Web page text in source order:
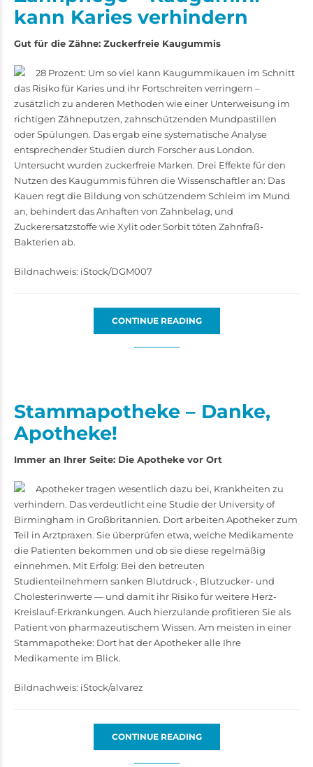
kann Karies verhindern
Gut für die Zähne: Zuckerfreie Kaugummis
28 Prozent: Um so viel kann Kaugummikauen im Schnitt
das Risiko für Karies und ihr Fortschreiten verringern –
zusätzlich zu anderen Methoden wie einer Unterweisung im
richtigen Zähneputzen, zahnschützenden Mundpastillen
oder Spülungen. Das ergab eine systematische Analyse
entsprechender Studien durch Forscher aus London.
Untersucht wurden zuckerfreie Marken. Drei Effekte für den
Nutzen des Kaugummis führen die Wissenschaftler an: Das
Kauen regt die Bildung von schützendem Schleim im Mund
an, behindert das Anhaften von Zahnbelag, und
Zuckerersatzstoffe wie Xylit oder Sorbit töten Zahnfraß-
Bakterien ab.
Bildnachweis: iStock/DGM007
CONTINUE READING
Stammapotheke – Danke,
Apotheke!
Immer an Ihrer Seite: Die Apotheke vor Ort
Apotheker tragen wesentlich dazu bei, Krankheiten zu
verhindern. Das verdeutlicht eine Studie der University of
Birmingham in Großbritannien. Dort arbeiten Apotheker zum
Teil in Arztpraxen. Sie überprüfen etwa, welche Medikamente
die Patienten bekommen und ob sie diese regelmäßig
einnehmen. Mit Erfolg: Bei den betreuten
Studienteilnehmern sanken Blutdruck-, Blutzucker- und
Cholesterinwerte — und damit ihr Risiko für weitere Herz-
Kreislauf-Erkrankungen. Auch hierzulande profitieren Sie als
Patient von pharmazeutischem Wissen. Am meisten in einer
Stammapotheke: Dort hat der Apotheker alle Ihre
Medikamente im Blick.
Bildnachweis: iStock/alvarez
CONTINUE READING